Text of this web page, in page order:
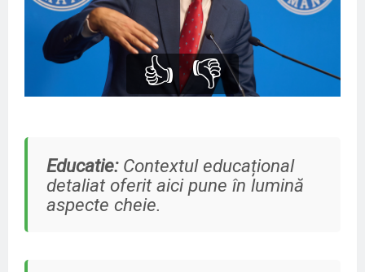
👍 👎
Educatie:Contextul educațional
detaliat oferit aici pune în lumină
aspecte cheie.